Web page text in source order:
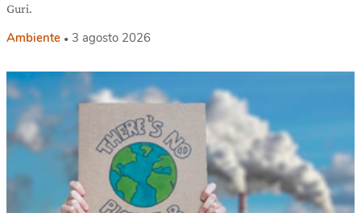
Guri.
Ambiente 3 agosto 2026